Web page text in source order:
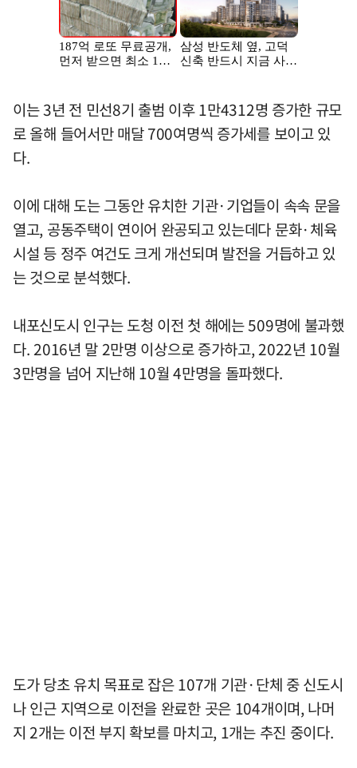
이는 3년 전 민선8기 출범 이후 1만4312명 증가한 규모
로 올해 들어서만 매달 700여명씩 증가세를 보이고 있
다.
이에 대해 도는 그동안 유치한 기관·기업들이 속속 문을
열고, 공동주택이 연이어 완공되고 있는데다 문화·체육
시설 등 정주 여건도 크게 개선되며 발전을 거듭하고 있
는 것으로 분석했다.
내포신도시 인구는 도청 이전 첫 해에는 509명에 불과했
다. 2016년 말 2만명 이상으로 증가하고, 2022년 10월
3만명을 넘어 지난해 10월 4만명을 돌파했다.
도가 당초 유치 목표로 잡은 107개 기관·단체 중 신도시
나 인근 지역으로 이전을 완료한 곳은 104개이며, 나머
지 2개는 이전 부지 확보를 마치고, 1개는 추진 중이다.